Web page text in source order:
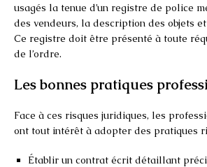
usagés la tenue d’un registre de police
des vendeurs, la description des objets
Ce registre doit être présenté à toute
de l’ordre.
Les bonnes pratiques
Face à ces risques juridiques, les
ont tout intérêt à adopter des pratiques
Établir un contrat écrit détaillant